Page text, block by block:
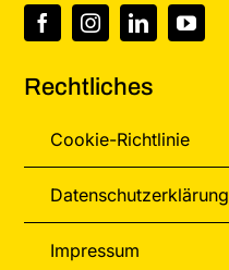
Rechtliches
Cookie-Richtlinie
Datenschutzerklärung
Impressum